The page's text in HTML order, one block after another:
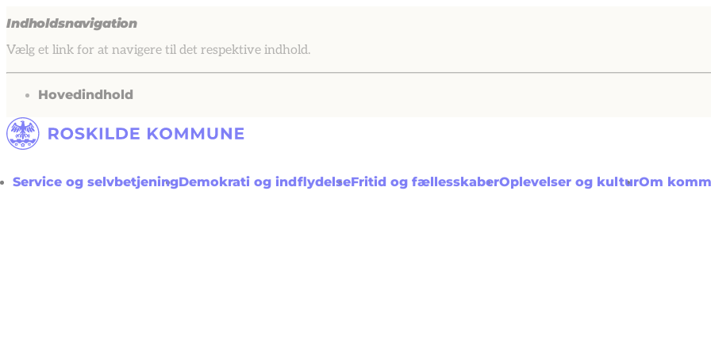
Indholdsnavigation
Vælg et link for at navigere til det respektive indhold.
gå til
Hovedindhold
Service og selvbetjeningDemokrati og indflydelseFritid og fællesskaberOplevelser og kulturOm